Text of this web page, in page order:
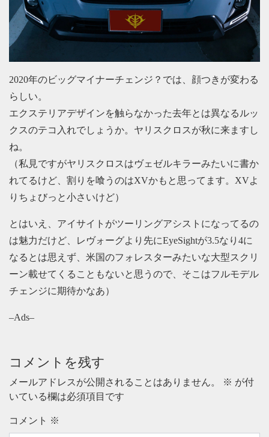
2020年のビッグマイナーチェンジ？では、顔つきが変わる
らしい。
エクステリアデザインを触らなかった去年とは異なるルッ
クスのテコ入れでしょうか。ヤリスクロスが秋に来ますし
ね。
（私見ですがヤリスクロスはヴェゼルキラーみたいに書か
れてるけど、割りを喰うのはXVかもと思ってます。XVよ
りちょびっと小さいけど）
とはいえ、アイサイトがツーリングアシストになってるの
は魅力だけど、レヴォーグより先にEyeSightが3.5なり4に
なるとは思えず、米国のフォレスターみたいな大型スクリ
ーン載せてくることもないと思うので、そこはフルモデル
チェンジに期待かなあ）
–Ads–
コメントを残す
メールアドレスが公開されることはありません。 ※ が付
いている欄は必須項目です
コメント ※